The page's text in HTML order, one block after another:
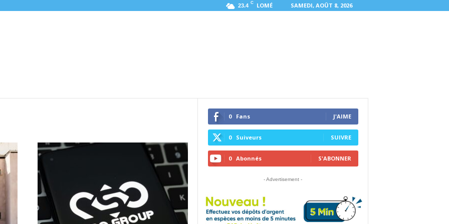
23.4 C LOMÉ SAMEDI, AOÛT 8, 2026
0 Fans J'AIME
0 Suiveurs SUIVRE
0 Abonnés S'ABONNER
- Advertisement -